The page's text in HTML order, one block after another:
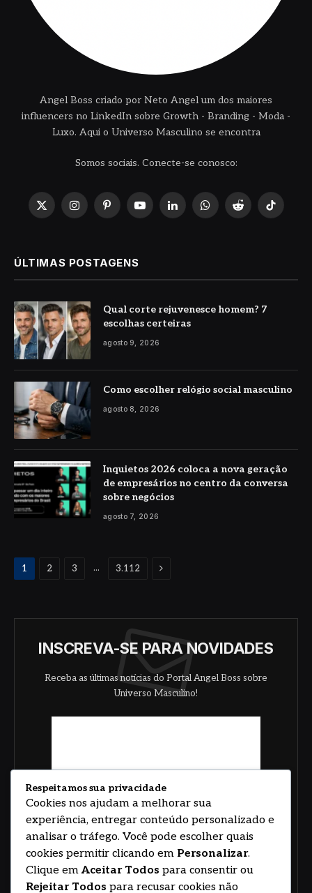
Angel Boss criado por Neto Angel um dos maiores
influencers no LinkedIn sobre Growth - Branding - Moda -
Luxo. Aqui o Universo Masculino se encontra
Somos sociais. Conecte-se conosco:
X
InstagramPinterestYouTubeLinkedInWhatsApp
Reddit TikTok
ÚLTIMAS POSTAGENS
Qual corte rejuvenesce homem? 7
escolhas certeiras
agosto 9, 2026
Como escolher relógio social masculino
agosto 8, 2026
Inquietos 2026 coloca a nova geração
de empresários no centro da conversa
sobre negócios
agosto 7, 2026
1 2 3 ... 3.112 Proximo
INSCREVA-SE PARA NOVIDADES
Receba as últimas notícias do Portal Angel Boss sobre
Universo Masculino!
Respeitamos sua privacidade
Cookies nos ajudam a melhorar sua
experiência, entregar conteúdo personalizado e
analisar o tráfego. Você pode escolher quais
cookies permitir clicando em Personalizar.
Clique em Aceitar Todos para consentir ou
Rejeitar Todos para recusar cookies não